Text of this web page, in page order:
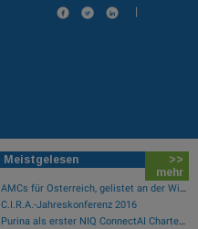
|
Meistgelesen
>>
mehr
AMCs für Österreich, gelistet an der Wiener Börse
C.I.R.A.-Jahreskonferenz 2016
Purina als erster NIQ ConnectAI Charter-Kunde vorgestellt